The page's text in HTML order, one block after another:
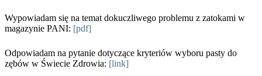
Wypowiadam się na temat dokuczliwego problemu z zatokami w
magazynie PANI: [pdf]
Odpowiadam na pytanie dotyczące kryteriów wyboru pasty do
zębów w Świecie Zdrowia: [link]